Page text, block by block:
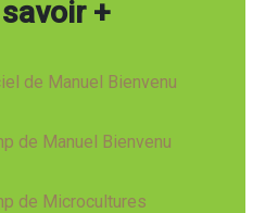
savoir +
de Manuel Bienvenu
de Manuel Bienvenu
de Microcultures